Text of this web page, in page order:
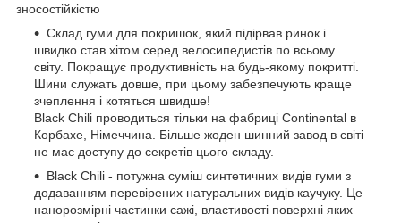
зносостійкістю
Склад гуми для покришок, який підірвав ринок і
швидко став хітом серед велосипедистів по всьому
світу. Покращує продуктивність на будь-якому покритті.
Шини служать довше, при цьому забезпечують краще
зчеплення і котяться швидше!
Black Chili проводиться тільки на фабриці Continental в
Корбахе, Німеччина. Більше жоден шинний завод в світі
не має доступу до секретів цього складу.
Black Chili - потужна суміш синтетичних видів гуми з
додаванням перевірених натуральних видів каучуку. Це
нанорозмірні частинки сажі, властивості поверхні яких